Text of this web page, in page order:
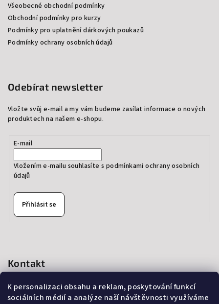
K personalizaci obsahu a reklam, poskytování funkcí
sociálních médií a analýze naší návštěvnosti využíváme
Všeobecné obchodní podmínky
Obchodní podmínky pro kurzy
Podmínky pro uplatnění dárkových poukazů
Podmínky ochrany osobních údajů
Odebírat newsletter
Vložte svůj e-mail a my vám budeme zasílat informace o nových
produktech na našem e-shopu.
E-mail
Vložením e-mailu souhlasíte s podmínkami ochrany osobních
údajů
Přihlásit se
Kontakt
info@thedressprague.com
+420 724 244 022